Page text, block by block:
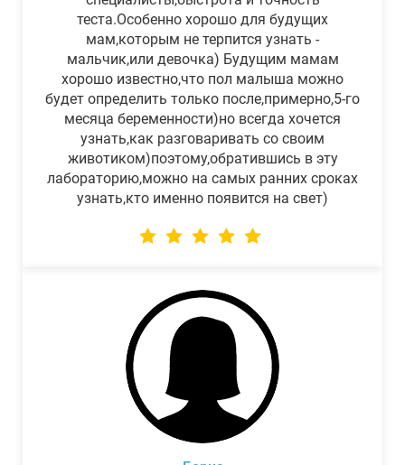
теста.Особенно хорошо для будущих
мам,которым не терпится узнать -
мальчик,или девочка) Будущим мамам
хорошо известно,что пол малыша можно
будет определить только после,примерно,5-го
месяца беременности)но всегда хочется
узнать,как разговаривать со своим
животиком)поэтому,обратившись в эту
лабораторию,можно на самых ранних сроках
узнать,кто именно появится на свет)